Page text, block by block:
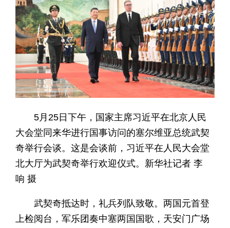
5月25日下午，国家主席习近平在北京人民
大会堂同来华进行国事访问的塞尔维亚总统武契
奇举行会谈。这是会谈前，习近平在人民大会堂
北大厅为武契奇举行欢迎仪式。新华社记者 李
响 摄
武契奇抵达时，礼兵列队致敬。两国元首登
上检阅台，军乐团奏中塞两国国歌，天安门广场